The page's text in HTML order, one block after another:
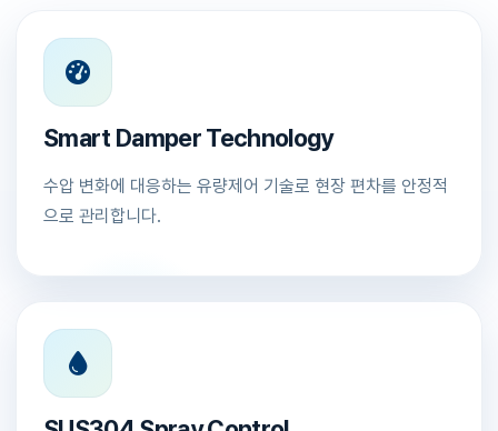
Smart Damper Technology
수압 변화에 대응하는 유량제어 기술로 현장 편차를 안정적
으로 관리합니다.